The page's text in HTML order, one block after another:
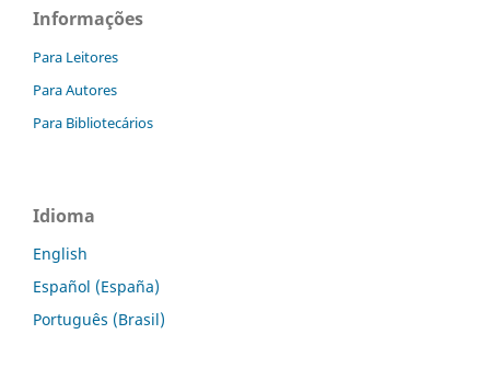
Informações
Para Leitores
Para Autores
Para Bibliotecários
Idioma
English
Español (España)
Português (Brasil)